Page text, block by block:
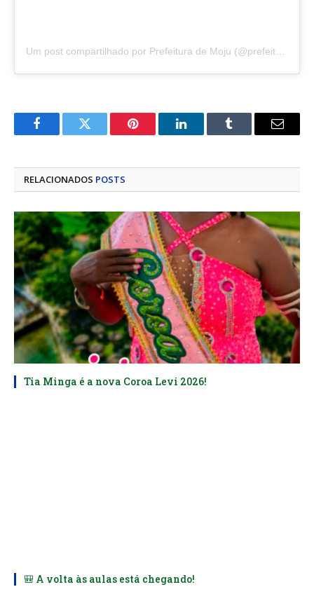
FacebookTwitter Pinterest LinkedInTumblr
E-
RELACIONADOS POSTS
Tia Minga é a nova Coroa Levi 2026!
🎒 A volta às aulas está chegando!